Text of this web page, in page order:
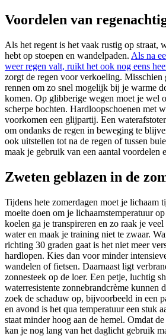
Voordelen van
Als het regent is het vaak rustig op straat,
hebt op stoepen en wandelpaden. Als na
weer regen valt, ruikt het ook nog eens
zorgt de regen voor verkoeling. Misschien
rennen om zo snel mogelijk bij je warme
komen. Op glibberige wegen moet je wel
scherpe bochten. Hardloopschoenen met
voorkomen een glijpartij. Een
om ondanks de regen in beweging te
ook uitstellen tot na de regen of tussen
maak je gebruik van een aantal voordelen
Zweten geblazen in de
Tijdens hete zomerdagen moet je lichaam
moeite doen om je lichaamstemperatuur
koelen ga je transpireren en zo raak je
water en maak je training niet te zwaar.
richting 30 graden gaat is het niet meer
hardlopen. Kies dan voor minder
wandelen of fietsen. Daarnaast ligt
zonnesteek op de loer. Een petje, luchtig
waterresistente zonnebrandcrème kunnen
zoek de schaduw op, bijvoorbeeld in een
en avond is het qua temperatuur een stuk
staat minder hoog aan de hemel. Omdat
kan je nog lang van het daglicht gebruik